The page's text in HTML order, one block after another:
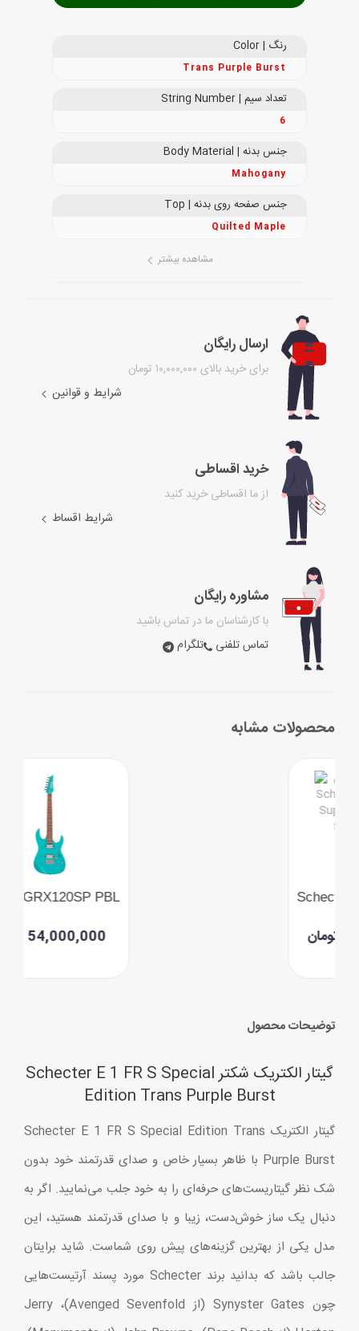
رنگ | Color
Trans Purple Burst
تعداد سیم | String Number
6
جنس بدنه | Body Material
Mahogany
جنس صفحه روی بدنه | Top
Quilted Maple
مشاهده بیشتر
ارسال رایگان
برای خرید بالای ۱۰,۰۰۰,۰۰۰ تومان
شرایط و قوانین
خرید اقساطی
از ما اقساطی خرید کنید
شرایط اقساط
مشاوره رایگان
با کارشناسان ما در تماس باشید
تماس تلفنی
تلگرام
محصولات مشابه
توضیحات محصول
گیتار الکتریک شکتر Schecter E 1 FR S Special
Edition Trans Purple Burst
گیتار الکتریک Schecter E 1 FR S Special Edition Trans
Purple Burst با ظاهر بسیار خاص و صدای قدرتمند خود بدون
شک نظر گیتاریست‌های حرفه‌ای را به خود جلب می‌نمایید. اگر به
دنبال یک ساز خوش‌دست، زیبا و با صدای قدرتمند هستید، این
مدل یکی از بهترین گزینه‌های پیش روی شماست. شاید برایتان
جالب باشد که بدانید برند Schecter مورد پسند آرتیست‌هایی
چون Synyster Gates (از Avenged Sevenfold)، Jerry